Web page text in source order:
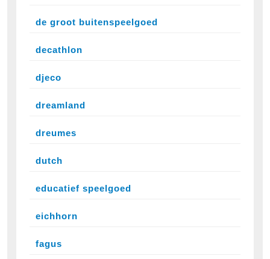
de groot buitenspeelgoed
decathlon
djeco
dreamland
dreumes
dutch
educatief speelgoed
eichhorn
fagus